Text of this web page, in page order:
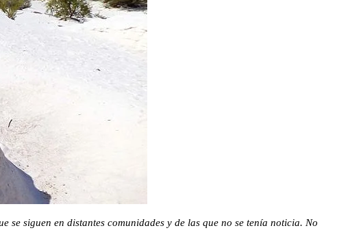
siguen en distantes comunidades y de las que no se tenía noticia. No